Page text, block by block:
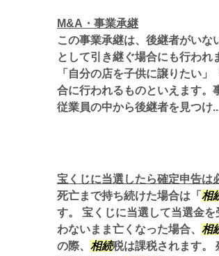
M&A・事業承継
この事業承継は、後継者がいな
として引き継ぐ場合にも行われ
「自分の店を子供に譲りたい
合に行われるものといえます。
従業員の中から後継者を見つけ
宝くじに当選したら確定申告は
死亡まで持ち続けた場合は「 相
す。 宝くじに当選して当選金
わないまま亡くなった場合、 相
の際、 相続税は課税されます。